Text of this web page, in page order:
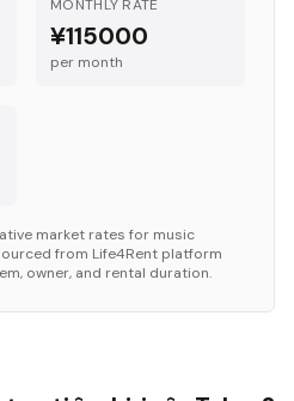
MONTHLY RATE
¥115000
per month
market rates for music
from Life4Rent platform
owner, and rental duration.